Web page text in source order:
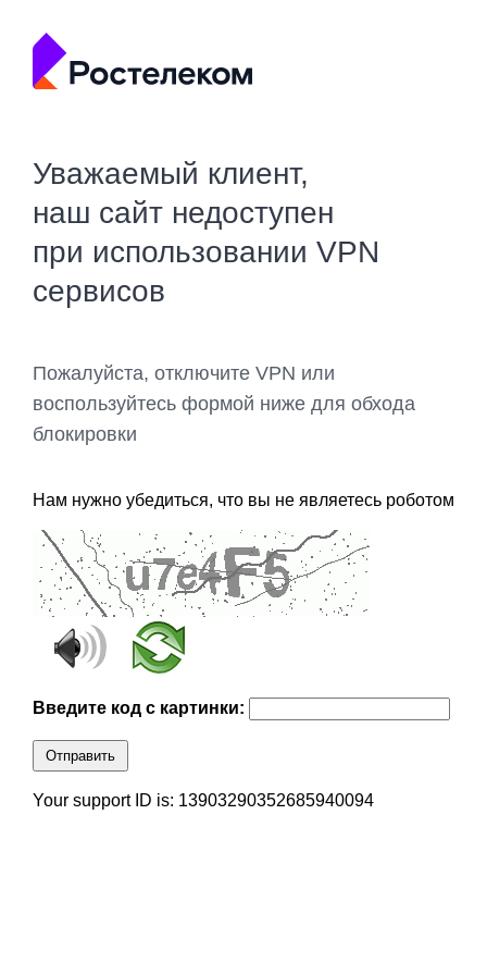
Уважаемый клиент,
наш сайт недоступен
при использовании VPN
сервисов
Пожалуйста, отключите VPN или
воспользуйтесь формой ниже для обхода
блокировки
Нам нужно убедиться, что вы не являетесь роботом
Введите код с картинки:
Отправить
Your support ID is: 13903290352685940094